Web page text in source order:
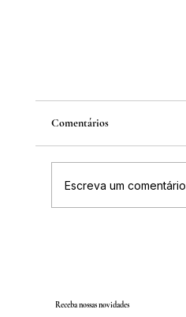
Comentários
Escreva um comentário
Receba nossas novidades